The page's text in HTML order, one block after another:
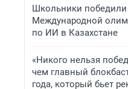
Школьники
Международной
по ИИ в Казахстане
«Никого нельзя
чем главный
года, который бьет